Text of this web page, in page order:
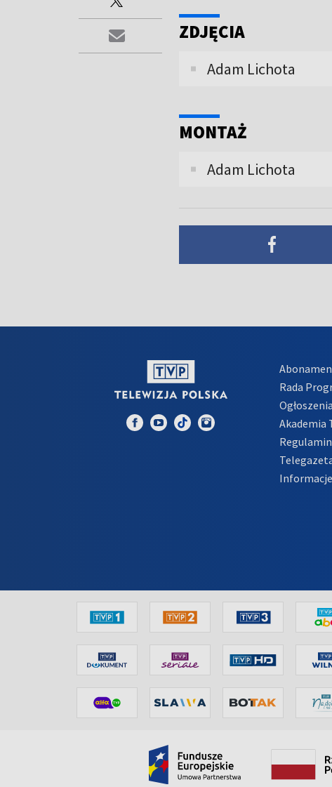
ZDJĘCIA
Adam Lichota
MONTAŻ
Adam Lichota
Rada
Akademia